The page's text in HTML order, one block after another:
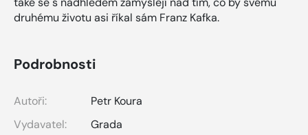
druhému životu asi říkal sám Franz Kafka.
Podrobnosti
Autoři:
Petr Koura
Vydavatel:
Grada